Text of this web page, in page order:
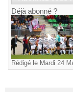
Déjà abonné ?
Rédigé le Mardi 24